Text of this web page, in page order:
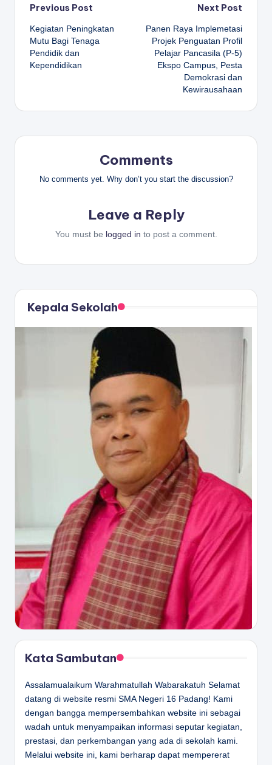
Post
navigation
Previous Post
Kegiatan Peningkatan
Mutu Bagi Tenaga
Pendidik dan
Kependidikan
Next Post
Panen Raya Implemetasi
Projek Penguatan Profil
Pelajar Pancasila (P-5)
Ekspo Campus, Pesta
Demokrasi dan
Kewirausahaan
Comments
No comments yet. Why don’t you start the discussion?
Leave a Reply
You must be logged in to post a comment.
Kepala Sekolah
Kata Sambutan
Assalamualaikum Warahmatullah Wabarakatuh Selamat
datang di website resmi SMA Negeri 16 Padang! Kami
dengan bangga mempersembahkan website ini sebagai
wadah untuk menyampaikan informasi seputar kegiatan,
prestasi, dan perkembangan yang ada di sekolah kami.
Melalui website ini, kami berharap dapat mempererat